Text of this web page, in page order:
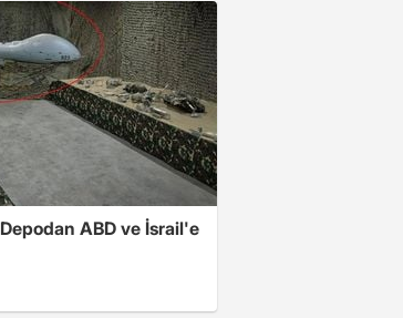
ABD ve İsrail'e